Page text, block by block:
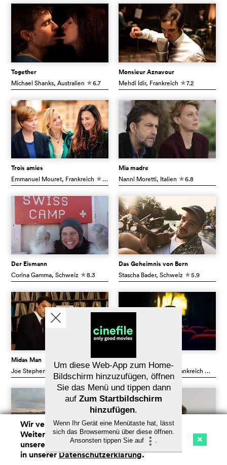
Kino Streaming Watchlist (
Together
Michael Shanks, Australien c6.7
Monsieur Aznavour
Mehdi Idir, Frankreich c7.2
Trois amies
Emmanuel Mouret, Frankreich c6.6
Mia madre
Nanni Moretti, Italien c6.8
Der Eismann
Corina Gamma, Schweiz c8.3
Das Geheimnis von Bern
Stascha Bader, Schweiz c5.9
Midas Man
Joe Stephenson, GB 6.4
Spectateurs !
Arnaud Desplechin , Frankreich
Avant, il n'y avait rien To Kill a Mongolian Horse
Wir verwenden Cookies. Mit dem
Weitersurfen auf cinefile.ch stimmen Sie
unserer Cookie-Nutzung zu. Mehr Infos
in unsererDatenschutzerklärung.
Um diese Web-App zum Home-
Bildschirm hinzuzufügen, öffnen
Sie das Menü und tippen dann
auf Zum Startbildschirm
hinzufügen.
Wenn Ihr Gerät eine Menütaste hat, lässt
sich das Browsermenü über diese öffnen.
Ansonsten tippen Sie auf
.